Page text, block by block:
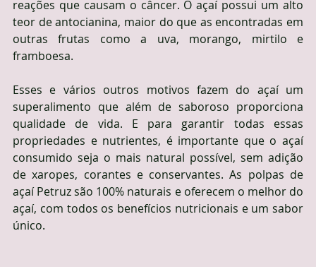
reações que causam o câncer. O açaí possui um alto
teor de antocianina, maior do que as encontradas em
outras frutas como a uva, morango, mirtilo e
framboesa.
Esses e vários outros motivos fazem do açaí um
superalimento que além de saboroso proporciona
qualidade de vida. E para garantir todas essas
propriedades e nutrientes, é importante que o açaí
consumido seja o mais natural possível, sem adição
de xaropes, corantes e conservantes. As polpas de
açaí Petruz são 100% naturais e oferecem o melhor do
açaí, com todos os benefícios nutricionais e um sabor
único.